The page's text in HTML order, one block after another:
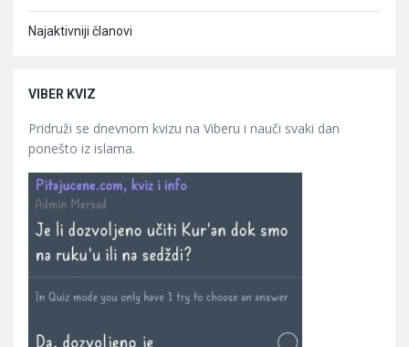
Najaktivniji članovi
VIBER KVIZ
Pridruži se dnevnom kvizu na Viberu i nauči svaki dan
ponešto iz islama.